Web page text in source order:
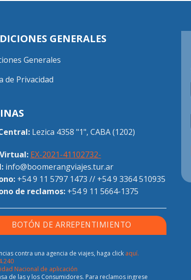
GENERALES
Generales
de Privacidad
Lezica 4358 "1", CABA (1202)
EX-2021-41102732-
info@boomerangviajes.tur.ar
+54 9 11 5797 1473 // +54 9 3364 510935
de reclamos: +54 9 11 5664-1375
BOTÓN DE ARREPENTIMIENTO
contra una agencia de viajes, haga click aquí.
Nacional de aplicación
de las y los Consumidores. Para reclamos ingrese